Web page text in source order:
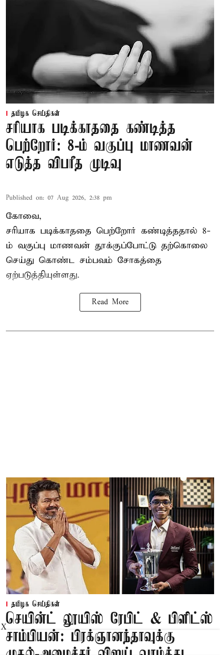
தமிழக செய்திகள்
சரியாக படிக்காததை கண்டித்த
பெற்றோர்: 8-ம் வகுப்பு மாணவன்
எடுத்த விபரீத முடிவு
Published on: 07 Aug 2026, 2:38 pm
கோவை,
சரியாக படிக்காததை பெற்றோர் கண்டித்ததால் 8-
ம் வகுப்பு மாணவன் தூக்குப்போட்டு தற்கொலை
செய்து கொண்ட சம்பவம் சோகத்தை
ஏற்படுத்தியுள்ளது.
Read More
தமிழக செய்திகள்
செயின்ட் லூயிஸ் ரேபிட் & பிளிட்ஸ்
சாம்பியன்: பிரக்ஞானந்தாவுக்கு
X